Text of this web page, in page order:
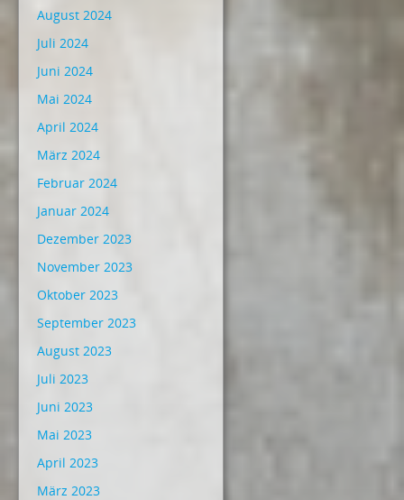
August 2024
Juli 2024
Juni 2024
Mai 2024
April 2024
März 2024
Februar 2024
Januar 2024
Dezember 2023
November 2023
Oktober 2023
September 2023
August 2023
Juli 2023
Juni 2023
Mai 2023
April 2023
März 2023